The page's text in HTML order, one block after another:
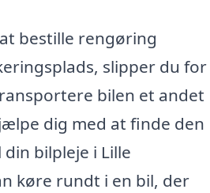
bestille rengøring
slipper du for
bilen et andet
dig med at finde den
bilpleje i Lille
køre rundt i en bil, der